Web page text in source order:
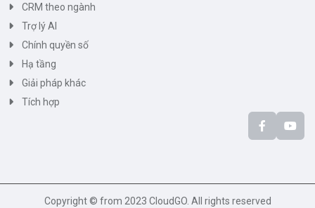
CRM theo ngành
Trợ lý AI
Chính quyền số
Hạ tầng
Giải pháp khác
Tích hợp
Copyright © from 2023 CloudGO. All rights reserved